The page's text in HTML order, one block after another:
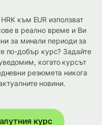
към EUR използват
в реално време и Ви
за минали периоди за
по-добър курс? Задайте
когато курсът
резюмета никога
новини.
курс